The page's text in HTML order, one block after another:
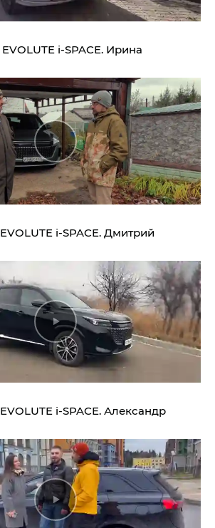
EVOLUTE i‑SPACE. Ирина
EVOLUTE i‑SPACE. Дмитрий
EVOLUTE i‑SPACE. Александр